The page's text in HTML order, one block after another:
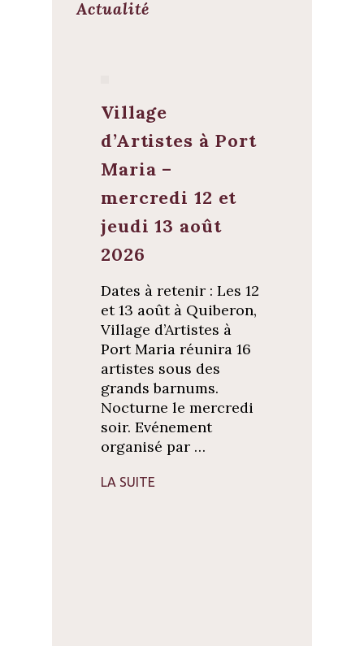
Actualité
Village
d’Artistes à Port
Maria –
mercredi 12 et
jeudi 13 août
2026
Dates à retenir : Les 12
et 13 août à Quiberon,
Village d’Artistes à
Port Maria réunira 16
artistes sous des
grands barnums.
Nocturne le mercredi
soir. Evénement
organisé par …
LA SUITE